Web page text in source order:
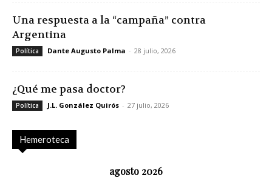
Una respuesta a la “campaña” contra
Argentina
Política Dante Augusto Palma - 28 julio, 2026
¿Qué me pasa doctor?
Política J.L. González Quirós - 27 julio, 2026
Hemeroteca
agosto 2026